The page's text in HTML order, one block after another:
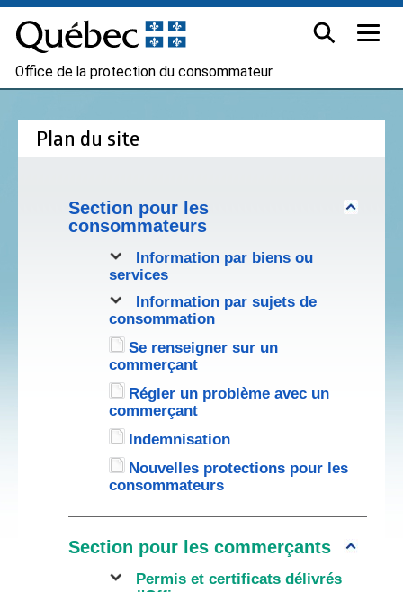
Office de la protection du consommateur
Plan du site
Section pour les
consommateurs
Information par biens ou
services
Information par sujets de
consommation
Se renseigner sur un
commerçant
Régler un problème avec un
commerçant
Indemnisation
Nouvelles protections pour les
consommateurs
Section pour les commerçants
Permis et certificats délivrés